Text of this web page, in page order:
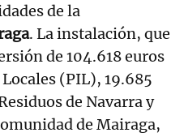
de la
. La instalación, que
de 104.618 euros
(PIL), 19.685
de Navarra y
de Mairaga,